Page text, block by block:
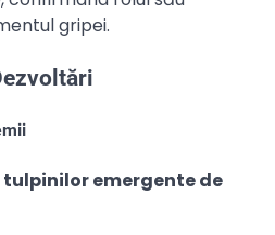
gripei.
emergente de